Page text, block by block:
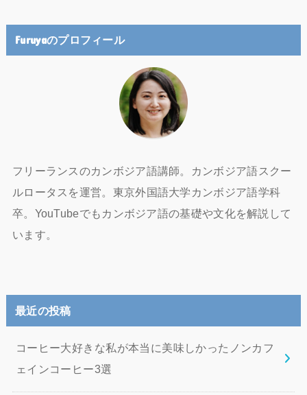
Furuyaのプロフィール
フリーランスのカンボジア語講師。カンボジア語スクー
ルロータスを運営。東京外国語大学カンボジア語学科
卒。YouTubeでもカンボジア語の基礎や文化を解説して
います。
最近の投稿
コーヒー大好きな私が本当に美味しかったノンカフ
ェインコーヒー3選